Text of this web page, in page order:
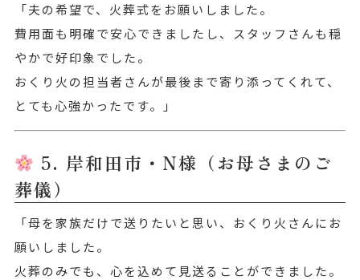
「夫の希望で、火葬式をお願いしました。
費用面も明確で安心できましたし、スタッフさんも穏
やかで好印象でした。
おくり火の担当者さんが最後まで寄り添ってくれて、
とても心強かったです。」
5. 岸和田市・N様（お母さまのご
葬儀）
「母を家族だけで送りたいと思い、おくり火さんにお
願いしました。
火葬のみでも、心を込めて見送ることができました。